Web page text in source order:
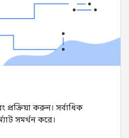
করুন। সর্বাধিক
সমর্থন করে।